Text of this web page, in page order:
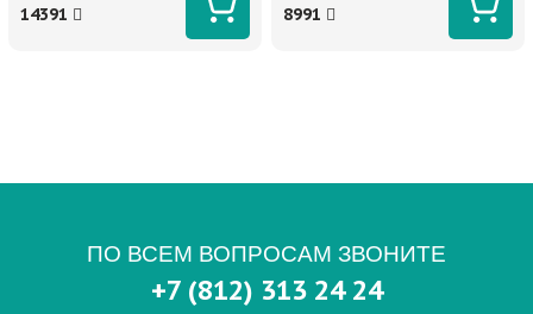
14391 8991
ПО ВСЕМ ВОПРОСАМ ЗВОНИТЕ
+7 (812) 313 24 24